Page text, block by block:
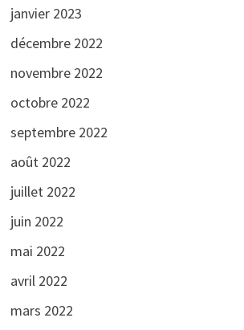
janvier 2023
décembre 2022
novembre 2022
octobre 2022
septembre 2022
août 2022
juillet 2022
juin 2022
mai 2022
avril 2022
mars 2022